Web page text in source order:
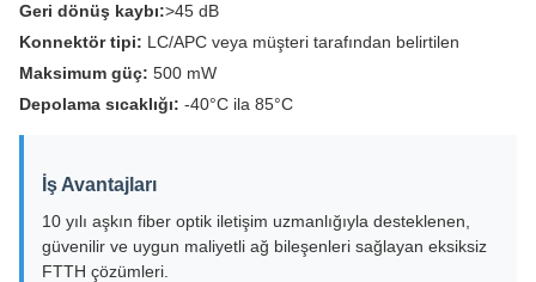
Geri dönüş kaybı:>45 dB
Konnektör tipi: LC/APC veya müşteri tarafından belirtilen
Maksimum güç: 500 mW
Depolama sıcaklığı: -40°C ila 85°C
İş Avantajları
10 yılı aşkın fiber optik iletişim uzmanlığıyla desteklenen,
güvenilir ve uygun maliyetli ağ bileşenleri sağlayan eksiksiz
FTTH çözümleri.